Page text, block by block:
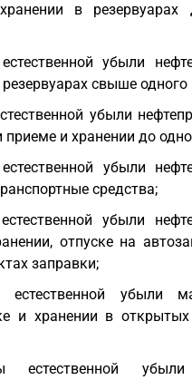
в резервуарах
убыли
свыше одного
убыли
приеме и хранении до
убыли
средства;
убыли
отпуске на
заправки;
убыли
и хранении в
убыли